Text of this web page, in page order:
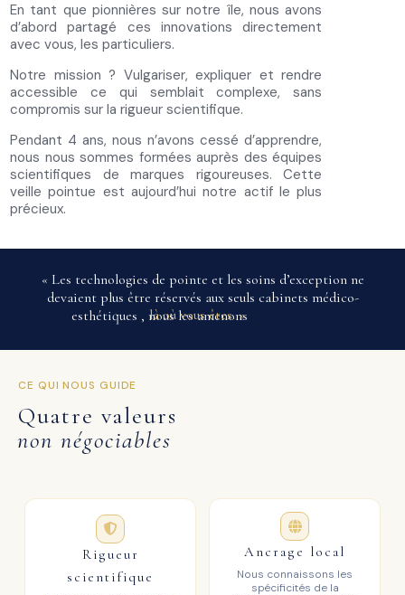
En tant que pionnières sur notre île, nous avons
d’abord partagé ces innovations directement
avec vous, les particuliers.
Notre mission ? Vulgariser, expliquer et rendre
accessible ce qui semblait complexe, sans
compromis sur la rigueur scientifique.
Pendant 4 ans, nous n’avons cessé d’apprendre,
nous nous sommes formées auprès des équipes
scientifiques de marques rigoureuses. Cette
veille pointue est aujourd’hui notre actif le plus
précieux.
« Les technologies de pointe et les soins d’exception ne
devaient plus être réservés aux seuls cabinets médico-
esthétiques , nous les amenons
là où vous êtes. »
CE QUI NOUS GUIDE
Quatre valeurs
non négociables
Rigueur
scientifique
Ancrage local
Nous connaissons les
spécificités de la